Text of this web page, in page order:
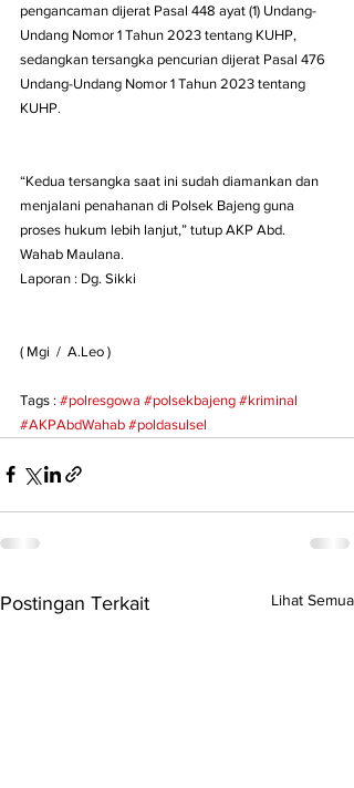
pengancaman dijerat Pasal 448 ayat (1) Undang-
Undang Nomor 1 Tahun 2023 tentang KUHP,
sedangkan tersangka pencurian dijerat Pasal 476
Undang-Undang Nomor 1 Tahun 2023 tentang
KUHP.
“Kedua tersangka saat ini sudah diamankan dan
menjalani penahanan di Polsek Bajeng guna
proses hukum lebih lanjut,” tutup AKP Abd.
Wahab Maulana.
Laporan : Dg. Sikki
( Mgi  /  A.Leo )
Tags : #polresgowa #polsekbajeng #kriminal
#AKPAbdWahab #poldasulsel
Postingan Terkait Lihat Semua